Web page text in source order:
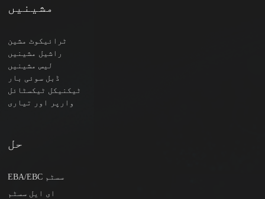
مشینیں
ٹرائیکوٹ مشین
راشیل مشینیں
لیس مشینیں
ڈبل سوئی بار
ٹیکنیکل ٹیکسٹائل
وارپر اور تیاری
حل
EBA/EBC سسٹم
ای ایل سسٹم